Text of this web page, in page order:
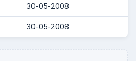
30-05-2008
30-05-2008